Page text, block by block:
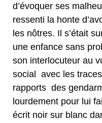
d’évoquer ses
ressenti la honte
les nôtres. Il s’était
une enfance sans
son interlocuteur au
social avec les
rapports des
lourdement pour lui
écrit noir sur blanc